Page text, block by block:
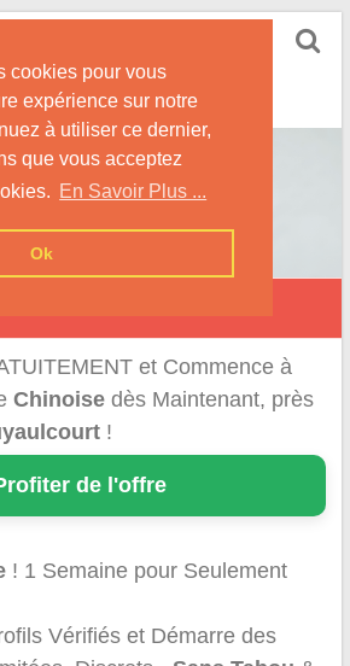
cookies pour vous
expérience sur notre
à utiliser ce dernier,
que vous acceptez
En Savoir Plus ...
Ok
Une Femme
et Commence à
Chinoisedès Maintenant, près
!
de l'offre
! 1 Semaine pour Seulement
Vérifiés et Démarre des